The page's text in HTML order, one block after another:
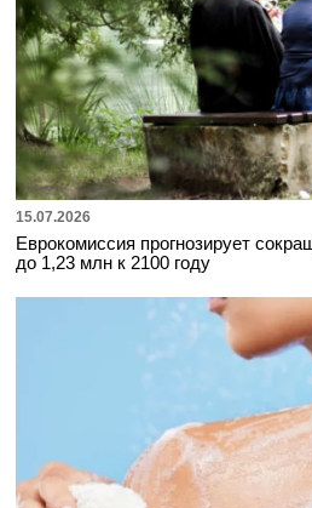
15.07.2026
Еврокомиссия прогнозирует
до 1,23 млн к 2100 году